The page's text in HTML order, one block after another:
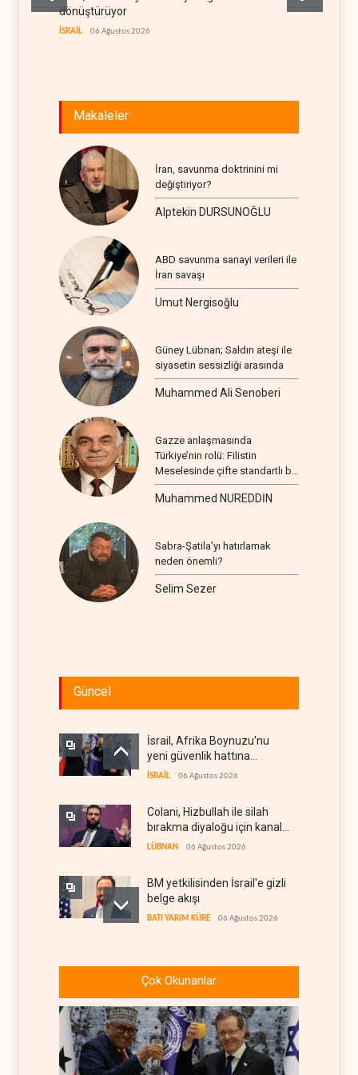
dönüştürüyor
İSRAİL 06 Ağustos 2026
Makaleler
İran, savunma doktrinini mi
değiştiriyor?
Alptekin DURSUNOĞLU
ABD savunma sanayi verileri ile
İran savaşı
Umut Nergisoğlu
Güney Lübnan; Saldırı ateşi ile
siyasetin sessizliği arasında
Muhammed Ali Senoberi
Gazze anlaşmasında
Türkiye’nin rolü: Filistin
Meselesinde çifte standartlı bir
seyir
Muhammed NUREDDİN
Sabra-Şatila’yı hatırlamak
neden önemli?
Selim Sezer
Güncel
İsrail, Afrika Boynuzu'nu
yeni güvenlik hattına
dönüştürüyor
İSRAİL 06 Ağustos 2026
Colani, Hizbullah ile silah
bırakma diyaloğu için kanal
arıyor
LÜBNAN 06 Ağustos 2026
BM yetkilisinden İsrail'e gizli
belge akışı
BATI YARIM KÜRE 06 Ağustos 2026
Lübnanlı gazeteciyi
öldürmesi savaş suçu
İsrail basını: Trump'ın İran
politikasındaki ertelemeler
ABD seçimlerini riske atıyor
BATI YARIM KÜRE 06 Ağustos 2026
Çok Okunanlar